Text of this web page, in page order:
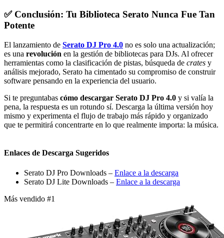
✅ Conclusión: Tu Biblioteca Serato Nunca Fue Tan
Potente
El lanzamiento de Serato DJ Pro 4.0 no es solo una actualización;
es una revolución en la gestión de bibliotecas para DJs. Al ofrecer
herramientas como la clasificación de pistas, búsqueda de crates y
análisis mejorado, Serato ha cimentado su compromiso de construir
software pensando en la experiencia del usuario.
Si te preguntabas cómo descargar Serato DJ Pro 4.0 y si valía la
pena, la respuesta es un rotundo sí. Descarga la última versión hoy
mismo y experimenta el flujo de trabajo más rápido y organizado
que te permitirá concentrarte en lo que realmente importa: la música.
Enlaces de Descarga Sugeridos
Serato DJ Pro Downloads – Enlace a la descarga
Serato DJ Lite Downloads – Enlace a la descarga
Más vendido #1